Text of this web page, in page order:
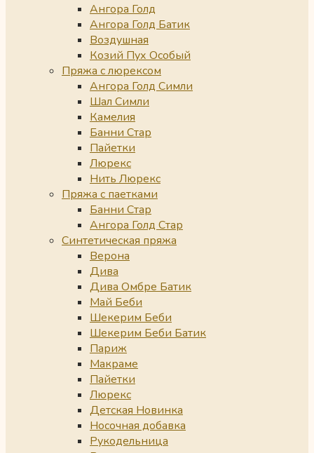
Ангора Голд
Ангора Голд Батик
Воздушная
Козий Пух Особый
Пряжа с люрексом
Ангора Голд Симли
Шал Симли
Камелия
Банни Стар
Пайетки
Люрекс
Нить Люрекс
Пряжа с паетками
Банни Стар
Ангора Голд Стар
Синтетическая пряжа
Верона
Дива
Дива Омбре Батик
Май Беби
Шекерим Беби
Шекерим Беби Батик
Париж
Макраме
Пайетки
Люрекс
Детская Новинка
Носочная добавка
Рукодельница